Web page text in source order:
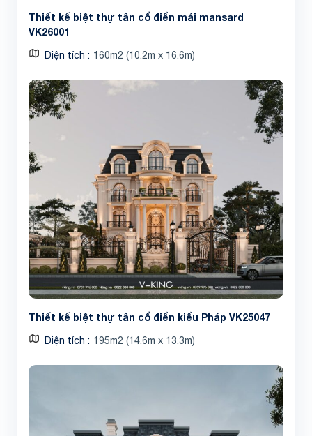
Thiết kế biệt thự tân cổ điển mái mansard
VK26001
Diện tích 160m2 (10.2m x 16.6m)
Thiết kế biệt thự tân cổ điển kiểu Pháp VK25047
Diện tích 195m2 (14.6m x 13.3m)